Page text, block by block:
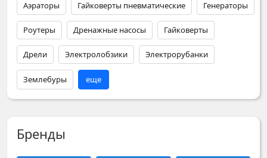
Аэраторы Гайковерты пневматические Генераторы
Роутеры Дренажные насосы Гайковерты
Дрели Электролобзики Электрорубанки
Землебуры еще
Бренды